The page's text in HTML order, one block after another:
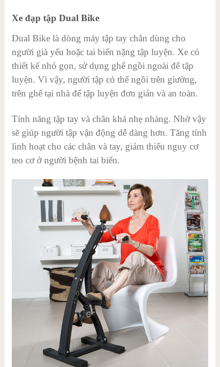
Xe đạp tập Dual Bike
Dual Bike là dòng máy tập tay chân dùng cho
người già yếu hoặc tai biến nặng tập luyện. Xe có
thiết kế nhỏ gọn, sử dụng ghế ngồi ngoài để tập
luyện. Vì vậy, người tập có thể ngồi trên giường,
trên ghế tại nhà để tập luyện đơn giản và an toàn.
Tính năng tập tay và chân khá nhẹ nhàng. Nhờ vậy
sẽ giúp người tập vận động dễ dàng hơn. Tăng tính
linh hoạt cho các chân và tay, giảm thiểu nguy cơ
teo cơ ở người bệnh tai biến.